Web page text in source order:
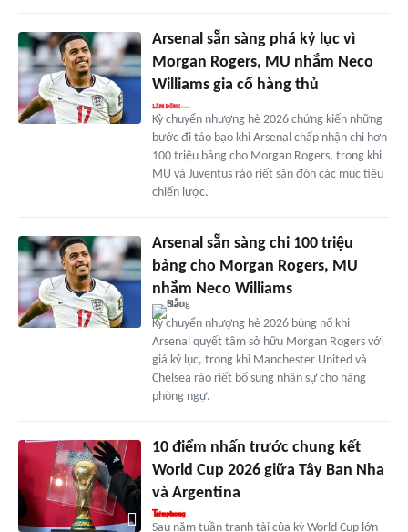
Arsenal sẵn sàng phá kỷ lục vì
Morgan Rogers, MU nhắm Neco
Williams gia cố hàng thủ
Kỳ chuyển nhượng hè 2026 chứng kiến những
bước đi táo bạo khi Arsenal chấp nhận chi hơn
100 triệu bảng cho Morgan Rogers, trong khi
MU và Juventus ráo riết săn đón các mục tiêu
chiến lược.
Arsenal sẵn sàng chi 100 triệu
bảng cho Morgan Rogers, MU
nhắm Neco Williams
Kỳ chuyển nhượng hè 2026 bùng nổ khi
Arsenal quyết tâm sở hữu Morgan Rogers với
giá kỷ lục, trong khi Manchester United và
Chelsea ráo riết bổ sung nhân sự cho hàng
phòng ngự.
10 điểm nhấn trước chung kết
World Cup 2026 giữa Tây Ban Nha
và Argentina
Sau năm tuần tranh tài của kỳ World Cup lớn